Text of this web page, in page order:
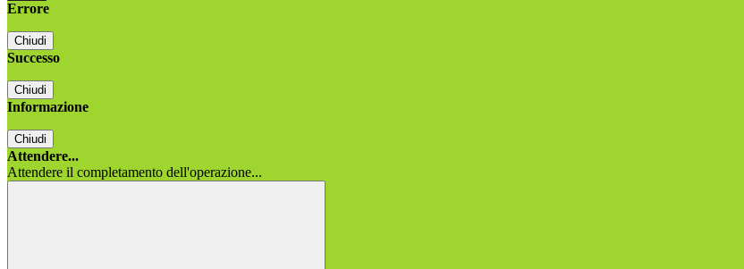
Errore
Chiudi
Successo
Chiudi
Informazione
Chiudi
Attendere...
Attendere il completamento dell'operazione...